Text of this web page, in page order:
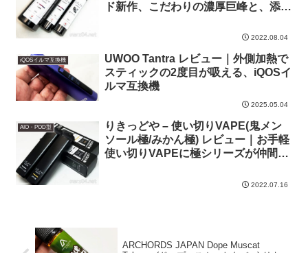
ド新作、こだわりの濃厚巨峰と、添加
2022.08.04
iQOSイルマ互換機
UWOO Tantra レビュー｜外側加熱で
スティックの2度目が吸える、iQOSイ
ルマ互換機
2025.05.04
AIO・POD型
りきっどや – 使い切りVAPE(鬼メン
ソール極/みかん極) レビュー｜お手軽
使い切りVAPEに極シリーズが仲間入
2022.07.16
ARCHORDS JAPAN Dope Muscat